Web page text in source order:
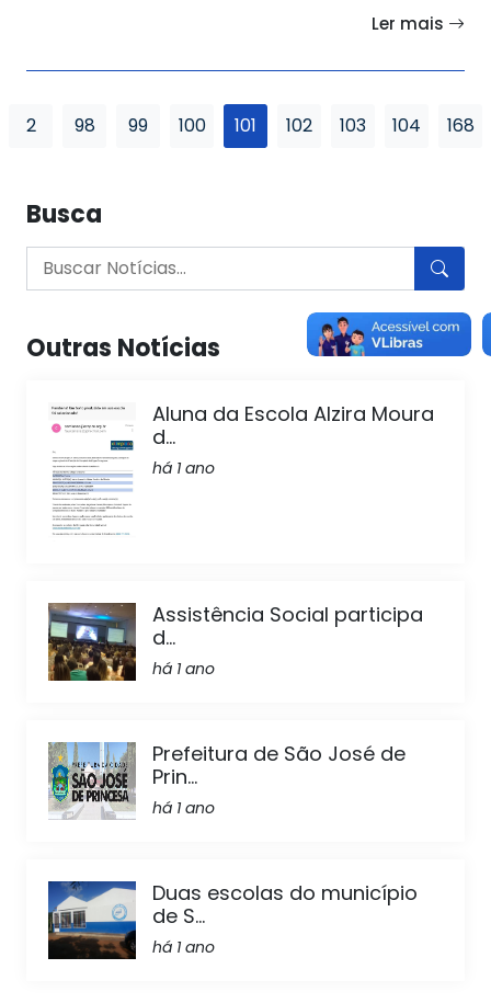
Ler mais
2 98 99 100 101 102 103 104 168
Busca
Outras Notícias
Aluna da Escola Alzira Moura
d...
há 1 ano
Assistência Social participa
d...
há 1 ano
Prefeitura de São José de
Prin...
há 1 ano
Duas escolas do município
de S...
há 1 ano